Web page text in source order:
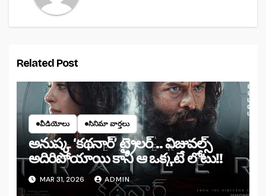
Related Post
వీడియోలు సినిమా వార్తలు
అనుష్క ‘కథనార్’ ట్రైలర్ .. విజువల్స్
అదిరిపోయాయి కానీ ఆ ఒక్కటే లోటు!!
MAR 31, 2026 ADMIN